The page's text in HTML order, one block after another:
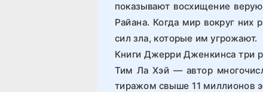
показывают восхищение
Райана. Когда мир вокруг них
сил зла, которые им угрожают.
Книги Джерри Дженкинса три
Тим Ла Хэй — автор
тиражом свыше 11 миллионов